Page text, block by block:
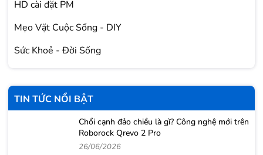
HD cài đặt PM
Mẹo Vặt Cuộc Sống - DIY
Sức Khoẻ - Đời Sống
TIN TỨC NỔI BẬT
Chổi cạnh đảo chiều là gì? Công nghệ mới trên
Roborock Qrevo 2 Pro
26/06/2026